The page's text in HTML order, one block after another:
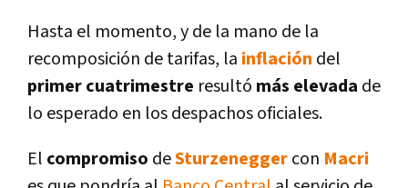
Hasta el momento, y de la mano de la
recomposición de tarifas, la inflación del
primer cuatrimestre resultó más elevada de
lo esperado en los despachos oficiales.
El compromiso deSturzeneggercon Macri